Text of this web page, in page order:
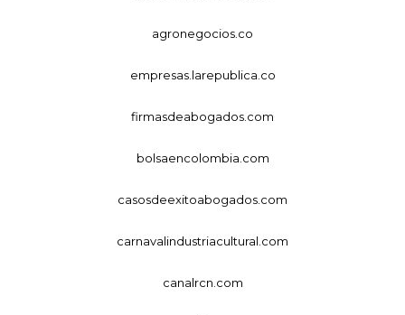
agronegocios.co
empresas.larepublica.co
firmasdeabogados.com
bolsaencolombia.com
casosdeexitoabogados.com
carnavalindustriacultural.com
canalrcn.com